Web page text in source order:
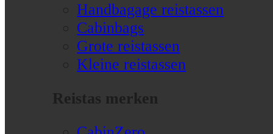
Handbagage reistassen
Cabinbags
Grote reistassen
Kleine reistassen
Reistas merken